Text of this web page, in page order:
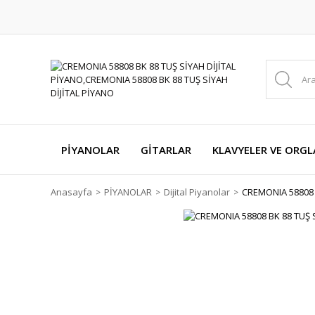
PİYANOLAR GİTARLAR KLAVYELER VE
Anasayfa PİYANOLAR Dijital Piyanolar CREMONIA